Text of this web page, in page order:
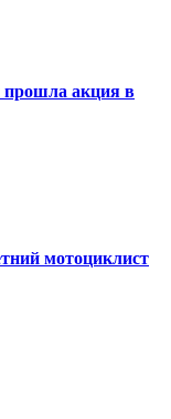
прошла акция в
мотоциклист